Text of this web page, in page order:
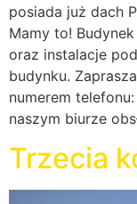
posiada już dach
Mamy to!
oraz instalacje
budynku.
numerem
naszym biurze
Trzecia